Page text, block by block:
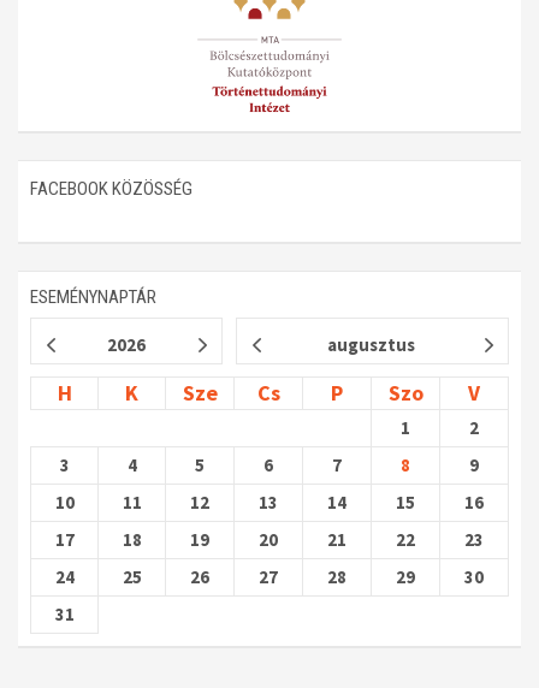
FACEBOOK KÖZÖSSÉG
ESEMÉNYNAPTÁR
2026 augusztus
H K Sze Cs P Szo V
1
2
3
4 5 6 7 8
9
10
11 12 13 14 15
16
17
18 19 20 21 22
23
24
25 26 27 28 29
30
31